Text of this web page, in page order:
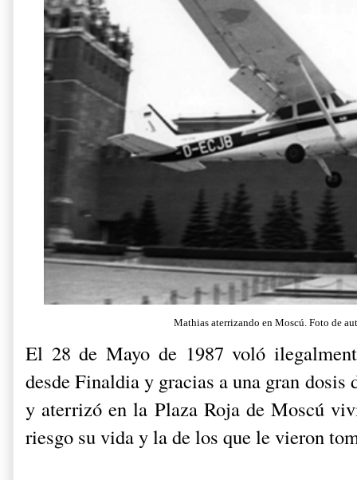
Mathias aterrizando en Moscú. Foto de
El 28 de Mayo de 1987 voló
desde Finaldia y gracias a una gran dosis
y aterrizó en la Plaza Roja de Moscú
riesgo su vida y la de los que le vieron